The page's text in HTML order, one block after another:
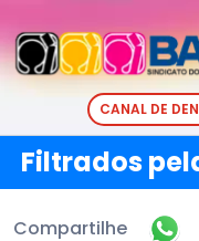
CANAL DE
Filtrados
Compartilhe